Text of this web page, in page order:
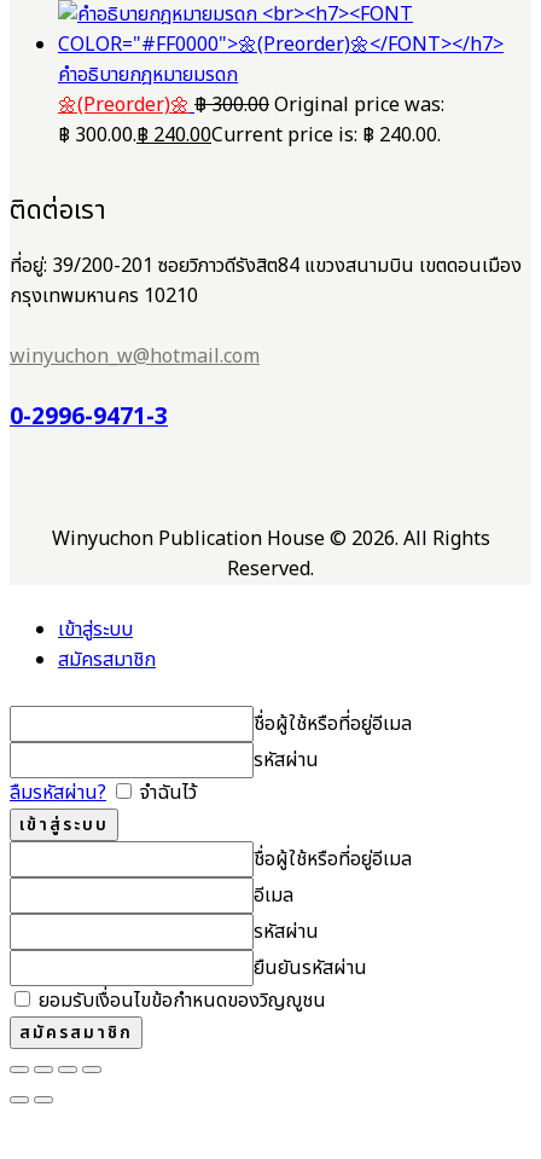
คำอธิบายกฎหมายมรดก
🌼(Preorder)🌼 ฿300.00Original price was:
฿ 300.00.฿ 240.00Current price is: ฿ 240.00.
ติดต่อเรา
ที่อยู่: 39/200-201 ซอยวิภาวดีรังสิต84 แขวงสนามบิน เขตดอนเมือง
กรุงเทพมหานคร 10210
winyuchon_w@hotmail.com
0-2996-9471-3
Winyuchon Publication House © 2026. All Rights
Reserved.
เข้าสู่ระบบ
สมัครสมาชิก
ชื่อผู้ใช้หรือที่อยู่อีเมล
รหัสผ่าน
ลืมรหัสผ่าน?
จำฉันไว้
ชื่อผู้ใช้หรือที่อยู่อีเมล
อีเมล
รหัสผ่าน
ยืนยันรหัสผ่าน
ยอมรับเงื่อนไขข้อกำหนดของวิญญูชน